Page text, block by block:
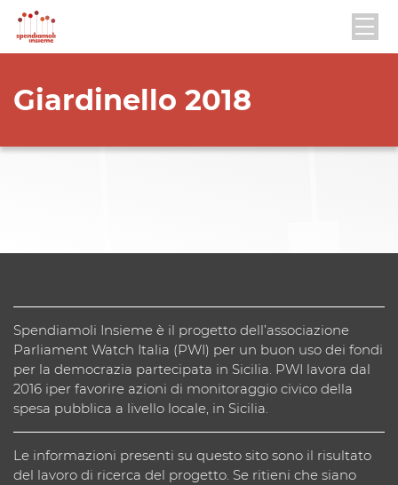
Giardinello 2018
Spendiamoli Insieme è il progetto dell’associazione
Parliament Watch Italia (PWI) per un buon uso dei fondi
per la democrazia partecipata in Sicilia. PWI lavora dal
2016 iper favorire azioni di monitoraggio civico della
spesa pubblica a livello locale, in Sicilia.
Le informazioni presenti su questo sito sono il risultato
del lavoro di ricerca del progetto. Se ritieni che siano